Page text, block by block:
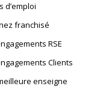
d’emploi
franchisé
RSE
Clients
enseigne